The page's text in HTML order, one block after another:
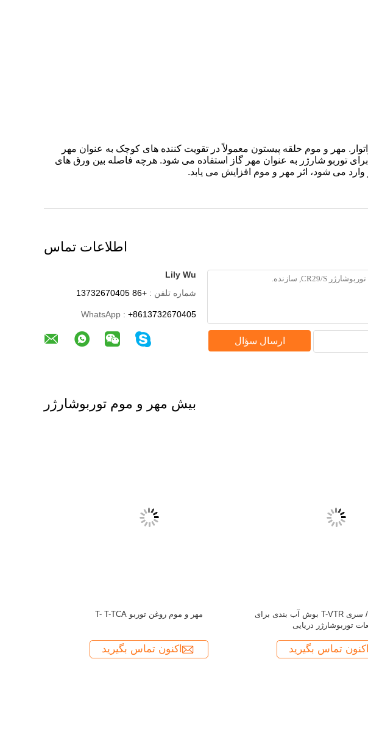
مهر و موم حلقه پیستون معمولاً در تقویت کننده های کوچک به عنوان مهر
توربو شارژر به عنوان مهر گاز استفاده می شود. هرچه فاصله بین ورق های
می شود، اثر مهر و موم افزایش می یابد.
اطلاعات تماس
Lily Wu
شماره تلفن : +86 13732670405
WhatsApp : +8613732670405
ارسال سؤال
بیش مهر و موم توربوشارژر